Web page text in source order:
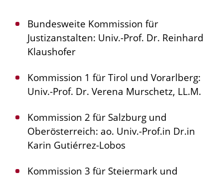
Bundesweite Kommission für
Justizanstalten: Univ.-Prof. Dr. Reinhard
Klaushofer
Kommission 1 für Tirol und Vorarlberg:
Univ.-Prof. Dr. Verena Murschetz, LL.M.
Kommission 2 für Salzburg und
Oberösterreich: ao. Univ.-Prof.in Dr.in
Karin Gutiérrez-Lobos
Kommission 3 für Steiermark und